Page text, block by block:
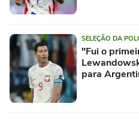
SELEÇÃO DA
"Fui o
para